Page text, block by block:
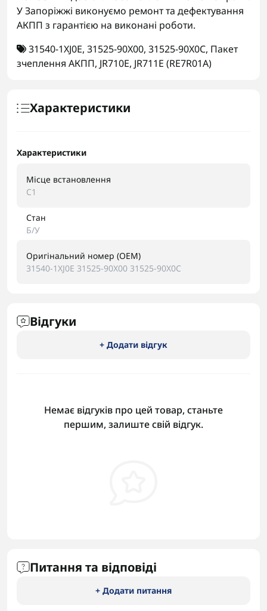
У Запоріжжі виконуємо ремонт та дефектування
АКПП з гарантією на виконані роботи.
31540-1XJ0E, 31525-90X00, 31525-90X0C, Пакет
зчеплення АКПП, JR710E, JR711E (RE7R01A)
Характеристики
Характеристики
Місце встановлення
C1
Стан
Б/У
Оригінальний номер (OEM)
31540-1XJ0E 31525-90X00 31525-90X0C
Відгуки
+ Додати відгук
Немає відгуків про цей товар, станьте
першим, залиште свій відгук.
Питання та відповіді
+ Додати питання